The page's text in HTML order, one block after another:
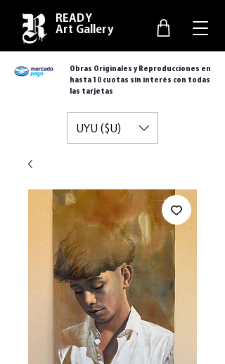
READY
Art Gallery
Obras Originales y Reproducciones en
hasta 10 cuotas sin interés con todas
las tarjetas
UYU ($U)